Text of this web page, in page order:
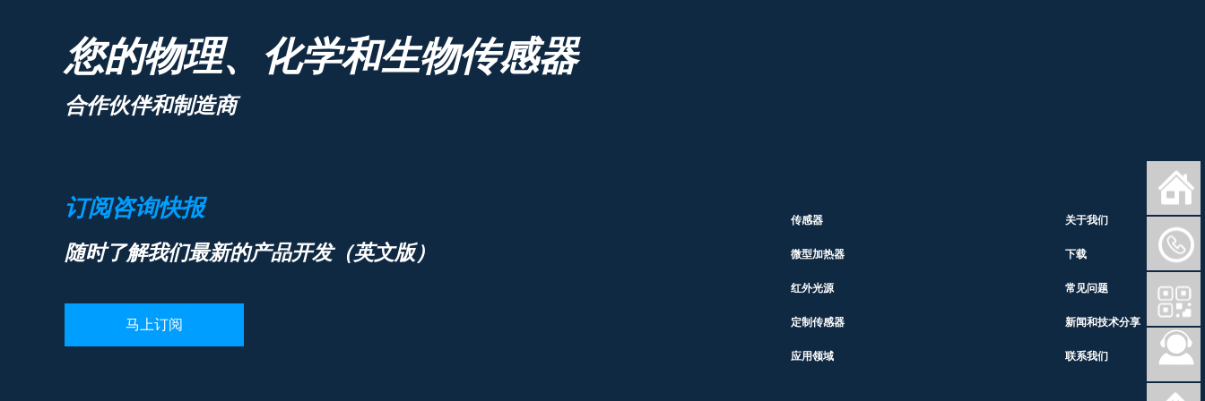
您的物理、化学和生物传感器
合作伙伴和制造商
订阅咨询快报
随时了解我们最新的产品开发（英文版）
马上订阅
传感器
微型加热器
红外光源
定制传感器
应用领域
关于我们
下载
常见问题
新闻和技术分享
联系我们